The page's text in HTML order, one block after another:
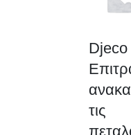
Djeco
τις